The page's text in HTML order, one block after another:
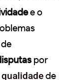
e o
por
qualidadede